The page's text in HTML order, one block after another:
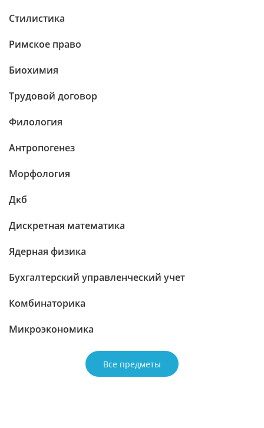
Стилистика
Римское право
Биохимия
Трудовой договор
Филология
Антропогенез
Морфология
Дкб
Дискретная математика
Ядерная физика
Бухгалтерский управленческий учет
Комбинаторика
Микроэкономика
Все предметы